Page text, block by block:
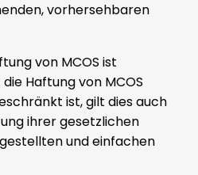
vorhersehbaren
von MCOS ist
Haftung von MCOS
ist, gilt dies auch
ihrer gesetzlichen
und einfachen